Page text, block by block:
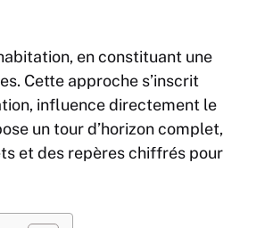
en constituant une
Cette approche s’inscrit
influence directement le
un tour d’horizon complet,
et des repères chiffrés pour